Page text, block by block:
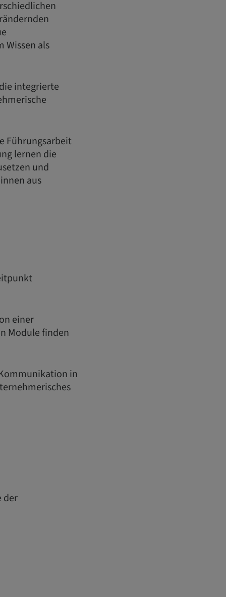
als
integrierte
Führungsarbeit
lernen die
und
aus
einer
Module finden
in
der